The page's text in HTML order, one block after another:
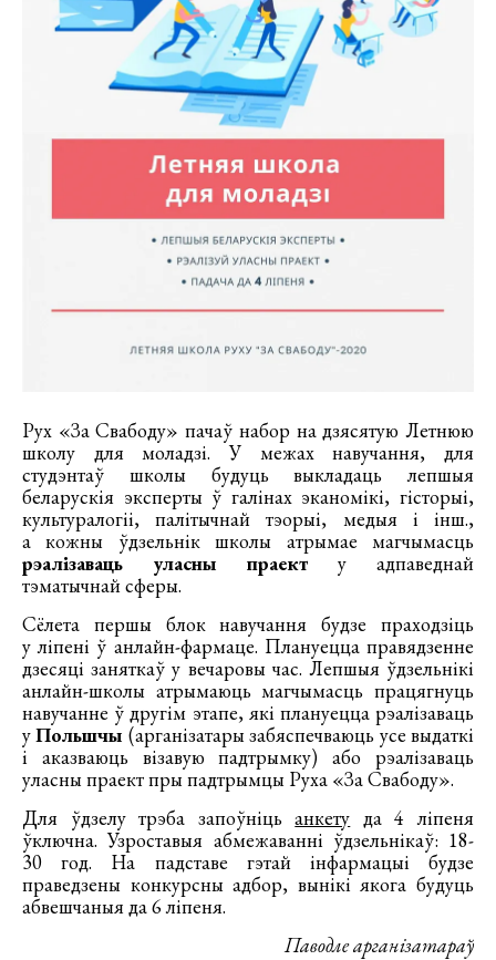
Рух «За Свабоду» пачаў набор на дзясятую Летнюю
школу для моладзі. У межах навучання, для
студэнтаў школы будуць выкладаць лепшыя
беларускія эксперты ў галінах эканомікі, гісторыі,
культуралогіі, палітычнай тэорыі, медыя і інш.,
а кожны ўдзельнік школы атрымае магчымасць
рэалізаваць уласны праект у адпаведнай
тэматычнай сферы.
Сёлета першы блок навучання будзе праходзіць
у ліпені ў анлайн-фармаце. Плануецца правядзенне
дзесяці заняткаў у вечаровы час. Лепшыя ўдзельнікі
анлайн-школы атрымаюць магчымасць працягнуць
навучанне ў другім этапе, які плануецца рэалізаваць
уПольшчы (арганізатары забяспечваюць усе выдаткі
і аказваюць візавую падтрымку) або рэалізаваць
уласны праект пры падтрымцы Руха «За Свабоду».
Для ўдзелу трэба запоўніцьанкету да 4 ліпеня
ўключна. Узроставыя абмежаванні ўдзельнікаў: 18-
30 год. На падставе гэтай інфармацыі будзе
праведзены конкурсны адбор, вынікі якога будуць
абвешчаныя да 6 ліпеня.
Паводле арганізатараў